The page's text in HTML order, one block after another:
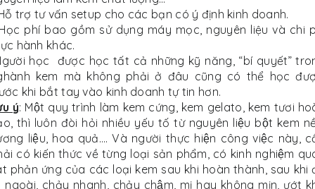
trợ tư vấn setup cho các bạn có ý định kinh doanh.
phí bao gồm sử dụng máy mọc, nguyên liệu và chi
hành khác.
học được học tất cả những kỹ năng, “bí quyết”
kem mà không phải ở đâu cũng có thể học
khi bắt tay vào kinh doanh tự tin hơn.
ý: Một quy trình làm kem cứng, kem gelato, kem tươi
thì luôn đòi hỏi nhiều yếu tố từ nguyên liệu bột kem
liệu, hoa quả…. Và người thực hiện công việc này,
có kiến thức về từng loại sản phẩm, có kinh nghiệm
phản ứng của các loại kem sau khi hoàn thành, sau khi
ngoài, chảy nhanh, chảy chậm, mị hay không mịn, ướt